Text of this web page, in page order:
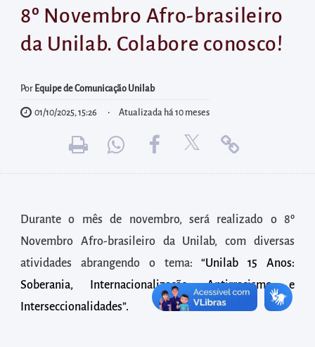
Acessar
diretamente
à
para
realizar
Acessar
as
informações
postas
no
8º Novembro Afro-brasileiro
da Unilab. Colabore conosco!
Por Equipe de Comunicação Unilab
01/10/2025, 15:26 Atualizada há 10 meses
Durante o mês de novembro, será realizado o 8º
Novembro Afro-brasileiro da Unilab, com diversas
atividades abrangendo o tema:“Unilab 15 Anos:
Soberania, Internacionalização, Antirracismo e
Interseccionalidades”.